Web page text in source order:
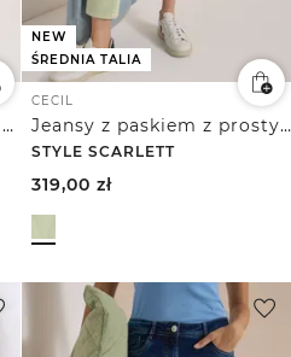
Jeansy 3/4 z wąskimi nogawkami o kroju Casual Fit
NEW
ŚREDNIA TALIA
CECIL
Jeansy z paskiem z prostymi nogawkami
STYLE SCARLETT
319,00 zł